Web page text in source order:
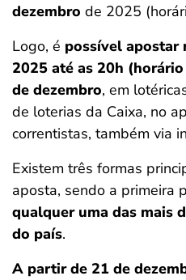
dezembro de 2025
Logo, é possível apostar
2025 até as 20h
de dezembro, em
de loterias da Caixa, no
correntistas, também via
Existem três formas
aposta, sendo a primeira
qualquer uma das mais
do país.
A partir de 21 de